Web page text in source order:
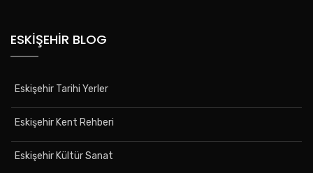
ESKIŞEHIR BLOG
Eskişehir Tarihi Yerler
Eskişehir Kent Rehberi
Eskişehir Kültür Sanat